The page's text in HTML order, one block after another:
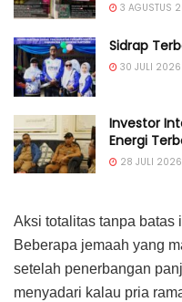
3 AGUSTUS
Sidrap
30 JULI 2026
Investor
Energi
28 JULI 2026
Aksi totalitas tanpa batas
Beberapa jemaah yang
setelah penerbangan
menyadari kalau pria